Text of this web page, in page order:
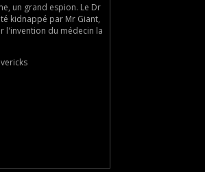
un grand espion. Le Dr
kidnappé par Mr Giant,
l'invention du médecin la